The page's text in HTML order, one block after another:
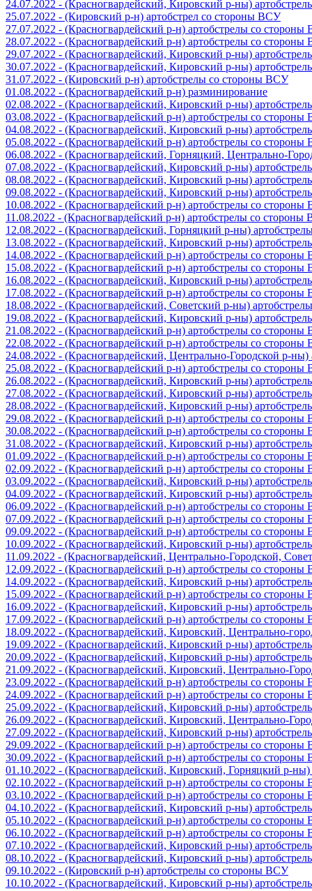
24.07.2022 - (Красногвардейский, Кировский р-ны)
25.07.2022 - (Кировский р-н) артобстрел со стороны ВСУ
27.07.2022 - (Красногвардейский р-н) артобстрелы со
28.07.2022 - (Красногвардейский р-н) артобстрелы со
29.07.2022 - (Красногвардейский, Кировский р-ны)
30.07.2022 - (Красногвардейский, Кировский р-ны)
31.07.2022 - (Кировский р-н) артобстрелы со стороны ВСУ
01.08.2022 - (Красногвардейский р-н) разминирование
02.08.2022 - (Красногвардейский, Кировский р-ны)
03.08.2022 - (Красногвардейский р-н) артобстрелы со
04.08.2022 - (Красногвардейский, Кировский р-ны)
05.08.2022 - (Красногвардейский р-н) артобстрелы со
06.08.2022 - (Красногвардейский, Горняцкий, Центрально-
07.08.2022 - (Красногвардейский, Кировский р-ны)
08.08.2022 - (Красногвардейский, Кировский р-ны)
09.08.2022 - (Красногвардейский, Кировский р-ны)
10.08.2022 - (Красногвардейский р-н) артобстрелы со
11.08.2022 - (Красногвардейский р-н) артобстрелы со стороны
12.08.2022 - (Красногвардейский, Горняцкий р-ны)
13.08.2022 - (Красногвардейский, Кировский р-ны)
14.08.2022 - (Красногвардейский р-н) артобстрелы со
15.08.2022 - (Красногвардейский р-н) артобстрелы со
16.08.2022 - (Красногвардейский, Кировский р-ны)
17.08.2022 - (Красногвардейский р-н) артобстрелы со
18.08.2022 - (Красногвардейский, Советский р-ны)
19.08.2022 - (Красногвардейский, Кировский р-ны)
21.08.2022 - (Красногвардейский р-н) артобстрелы со
22.08.2022 - (Красногвардейский р-н) артобстрелы со
24.08.2022 - (Красногвардейский, Центрально-Городской р-
25.08.2022 - (Красногвардейский р-н) артобстрелы со
26.08.2022 - (Красногвардейский, Кировский р-ны)
27.08.2022 - (Красногвардейский, Кировский р-ны)
28.08.2022 - (Красногвардейский, Кировский р-ны)
29.08.2022 - (Красногвардейский р-н) артобстрелы со
30.08.2022 - (Красногвардейский р-н) артобстрелы со
31.08.2022 - (Красногвардейский, Кировский р-ны)
01.09.2022 - (Красногвардейский р-н) артобстрелы со
02.09.2022 - (Красногвардейский р-н) артобстрелы со
03.09.2022 - (Красногвардейский, Кировский р-ны)
04.09.2022 - (Красногвардейский, Кировский р-ны)
06.09.2022 - (Красногвардейский р-н) артобстрелы со
07.09.2022 - (Красногвардейский р-н) артобстрелы со
09.09.2022 - (Красногвардейский р-н) артобстрелы со
10.09.2022 - (Красногвардейский, Кировский р-ны)
11.09.2022 - (Красногвардейский, Центрально-Городской,
12.09.2022 - (Красногвардейский р-н) артобстрелы со
14.09.2022 - (Красногвардейский, Кировский р-ны)
15.09.2022 - (Красногвардейский р-н) артобстрелы со
16.09.2022 - (Красногвардейский, Кировский р-ны)
17.09.2022 - (Красногвардейский р-н) артобстрелы со
18.09.2022 - (Красногвардейский, Кировский, Центрально-
19.09.2022 - (Красногвардейский, Кировский р-ны)
20.09.2022 - (Красногвардейский, Кировский р-ны)
21.09.2022 - (Красногвардейский, Кировский, Центрально-
23.09.2022 - (Красногвардейский р-н) артобстрелы со
24.09.2022 - (Красногвардейский р-н) артобстрелы со
25.09.2022 - (Красногвардейский, Кировский р-ны)
26.09.2022 - (Красногвардейский, Кировский, Центрально-
27.09.2022 - (Красногвардейский, Кировский р-ны)
29.09.2022 - (Красногвардейский р-н) артобстрелы со
30.09.2022 - (Красногвардейский р-н) артобстрелы со
01.10.2022 - (Красногвардейский, Кировский, Горняцкий р-
02.10.2022 - (Красногвардейский р-н) артобстрелы со
03.10.2022 - (Красногвардейский р-н) артобстрелы со
04.10.2022 - (Красногвардейский, Кировский р-ны)
05.10.2022 - (Красногвардейский р-н) артобстрелы со
06.10.2022 - (Красногвардейский р-н) артобстрелы со
07.10.2022 - (Красногвардейский, Кировский р-ны)
08.10.2022 - (Красногвардейский, Кировский р-ны)
09.10.2022 - (Кировский р-н) артобстрелы со стороны ВСУ
10.10.2022 - (Красногвардейский, Кировский р-ны)